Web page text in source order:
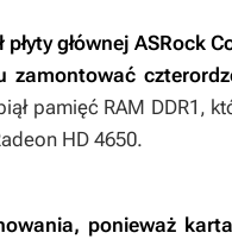
płyty głównej ASRock
zamontować
pamięć RAM DDR1,
HD 4650.
ponieważ